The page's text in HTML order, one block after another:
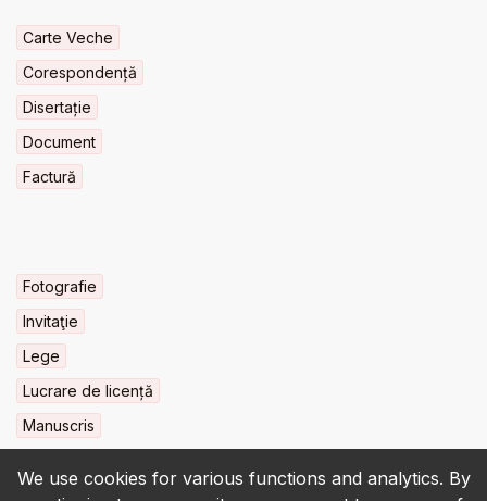
We use cookies for various functions and analytics. By
Carte Veche
Corespondență
Disertație
Document
Factură
Fotografie
Invitaţie
Lege
Lucrare de licență
Manuscris